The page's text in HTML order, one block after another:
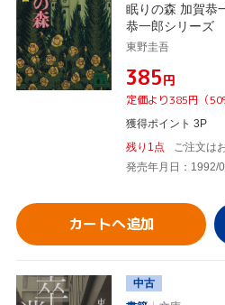
眠りの森 加賀恭
恭一郎シリーズ
東野圭吾
¥385円
定価より385円（
獲得ポイント 3P
残り1点
ご注文は
発売年月日：1992/
カートへ追加
中古